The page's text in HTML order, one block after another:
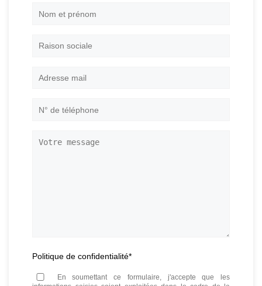
Nom
Raison
Adresse
N°
Votre
Politique de confidentialité*
En soumettant ce formulaire, j'accepte que les